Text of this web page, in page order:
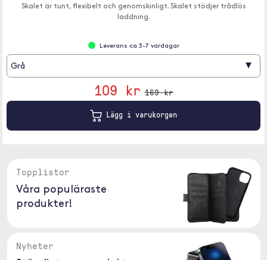
Skalet är tunt, flexibelt och genomskinligt. Skalet stödjer trådlös
laddning.
Leverans ca 3-7 vardagar
Grå ▾
109 kr 169 kr
Lägg i varukorgen
Topplistor
Våra populäraste
produkter!
Nyheter